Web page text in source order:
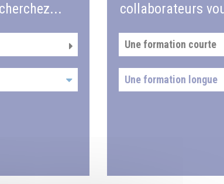
collaborateurs
Une formation courte
Une formation longue